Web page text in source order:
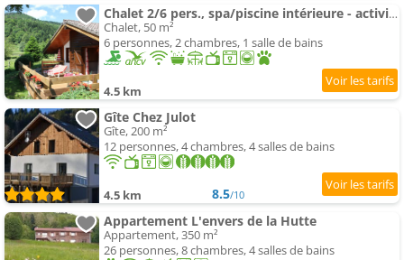
Chalet 2/6 pers., spa/piscine intérieure - activités gratuites
Chalet, 50 m²
6 personnes, 2 chambres, 1 salle de bains
4.5 km
Gîte Chez Julot
Gîte, 200 m²
12 personnes, 4 chambres, 4 salles de bains
4.5 km 8.5/10
Appartement L'envers de la Hutte
Appartement, 350 m²
26 personnes, 8 chambres, 4 salles de bains